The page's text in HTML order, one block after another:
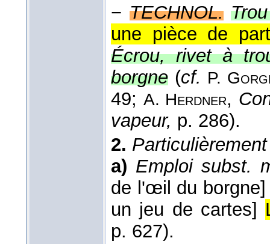
− TECHNOL.
une pièce de
Écrou, rivet à
borgne (cf. P.
49; A. Herdner,
vapeur, p. 286).
2. Particulièrement
a) Emploi subst.
de l'œil du borgne]
un jeu de cartes]
p. 627).